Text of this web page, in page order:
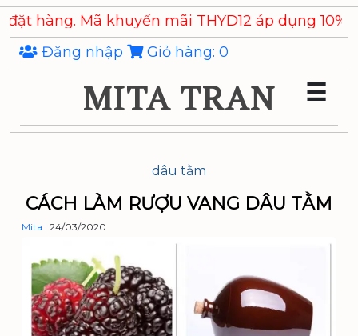
Skip
to
the
content
Mã khuyến mãi THYD12 áp dụng 10% cho các
Đăng nhập
Giỏ hàng: 0
MITA TRAN ☰
dâu tằm
CÁCH LÀM RƯỢU VANG DÂU TẰM
Mita | 24/03/2020